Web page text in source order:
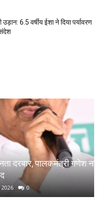
उड़ान: 6.5 वर्षीय ईशा ने दिया पर्यावरण
गणेश नाईक करेंगे